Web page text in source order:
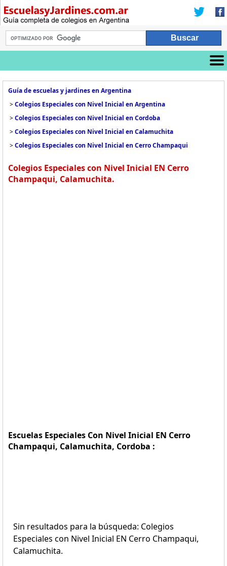
Guía de escuelas y jardines en Argentina
>Colegios Especiales con Nivel Inicial en Argentina
>Colegios Especiales con Nivel Inicial en Cordoba
>Colegios Especiales con Nivel Inicial en Calamuchita
>Colegios Especiales con Nivel Inicial en Cerro Champaqui
Colegios Especiales con Nivel Inicial EN Cerro
Champaqui, Calamuchita.
Escuelas Especiales Con Nivel Inicial EN Cerro
Champaqui, Calamuchita, Cordoba :
Sin resultados para la búsqueda: Colegios
Especiales con Nivel Inicial EN Cerro Champaqui,
Calamuchita.